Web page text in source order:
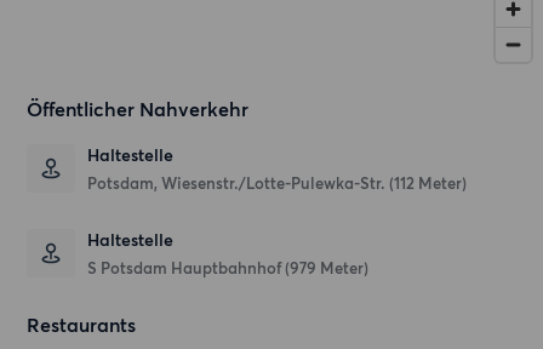
Öffentlicher Nahverkehr
Haltestelle
Potsdam, Wiesenstr./Lotte-Pulewka-Str. (112 Meter)
Haltestelle
S Potsdam Hauptbahnhof (979 Meter)
Restaurants